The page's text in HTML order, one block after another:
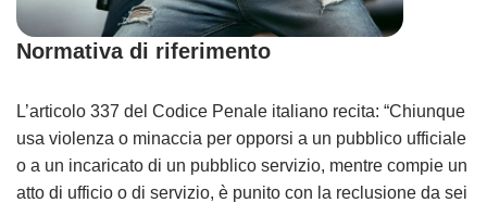
Normativa di riferimento
L’articolo 337 del Codice Penale italiano recita: “Chiunque
usa violenza o minaccia per opporsi a un pubblico ufficiale
o a un incaricato di un pubblico servizio, mentre compie un
atto di ufficio o di servizio, è punito con la reclusione da sei